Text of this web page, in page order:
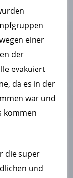
einer
der
evakuiert
da es in der
war und
kommen
die super
und